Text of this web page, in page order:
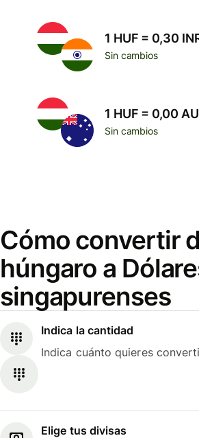
1 HUF = 0,30
Sin cambios
1 HUF = 0,00
Sin cambios
Cómo convertir
húngaro a
singapurenses
Indica la cantidad
Indica cuánto quieres
Elige tus divisas